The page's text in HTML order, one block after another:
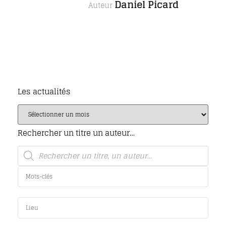
AuteurDaniel Picard
Les actualités
Rechercher un titre un auteur…